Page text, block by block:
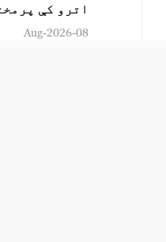
اترو کې
08-Aug-2026